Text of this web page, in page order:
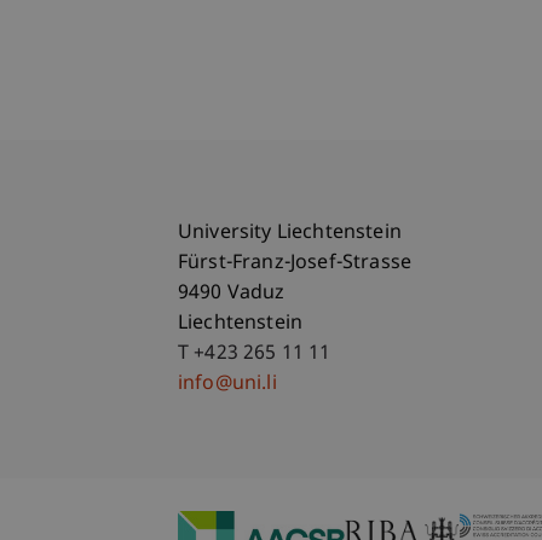
University Liechtenstein
Fürst-Franz-Josef-Strasse
9490 Vaduz
Liechtenstein
T +423 265 11 11
info@uni.li